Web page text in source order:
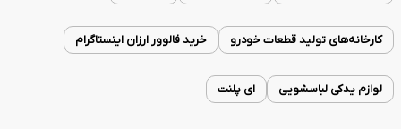
کارخانه‌های تولید قطعات خودرو خرید فالوور ارزان اینستاگرام
لوازم یدکی لباسشویی ای پلنت